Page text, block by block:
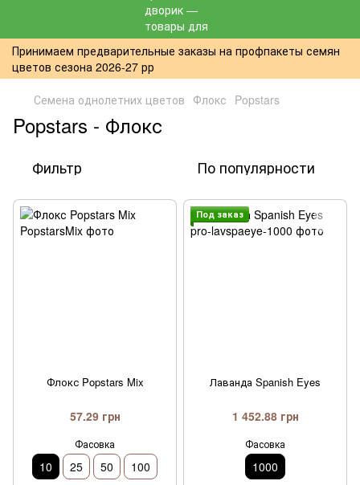
Принимаем предварительные заказы на профпакеты семян
цветов сезона 2026-27 рр
Семена однолетних цветов Флокс Popstars
Popstars - Флокс
Фильтр По популярности
Флокс Popstars Mix
57.29 грн
Фасовка
10 25 50 100
Под заказ
Лаванда Spanish Eyes
1 452.88 грн
Фасовка
1000